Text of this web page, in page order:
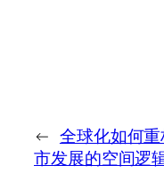
← 全球化如何
市发展的空间逻